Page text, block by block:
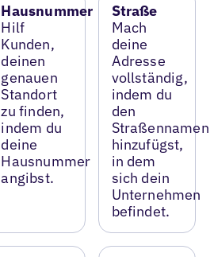
Hausnummer
Hilf
Kunden,
deinen
genauen
Standort
zu finden,
indem du
deine
Hausnummer
angibst.
Straße
Mach
deine
Adresse
vollständig,
indem du
den
Straßennamen
hinzufügst,
in dem
sich dein
Unternehmen
befindet.